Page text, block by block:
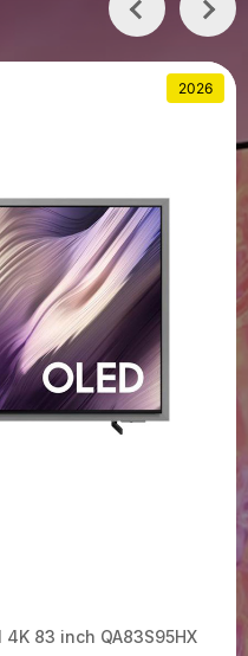
AI 4K 77 inch